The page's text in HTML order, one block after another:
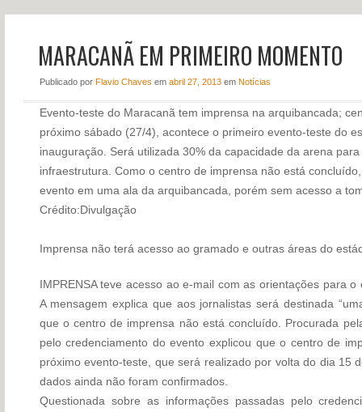
NOTÍCIAS PERFIL
CONTATO
MARACANÃ EM PRIMEIRO MOMENTO
Publicado por Flavio Chaves em abril 27, 2013em Notícias
Evento-teste do Maracanã tem imprensa na arquibancada;
próximo sábado (27/4), acontece o primeiro evento-teste do
inauguração. Será utilizada 30% da capacidade da arena
infraestrutura. Como o centro de imprensa não está
evento em uma ala da arquibancada, porém sem acesso a
Crédito:Divulgação
Imprensa não terá acesso ao gramado e outras áreas do
IMPRENSA teve acesso ao e-mail com as orientações para
A mensagem explica que aos jornalistas será destinada
que o centro de imprensa não está concluído. Procurada
pelo credenciamento do evento explicou que o centro de
próximo evento-teste, que será realizado por volta do dia 15
dados ainda não foram confirmados.
Questionada sobre as informações passadas pelo